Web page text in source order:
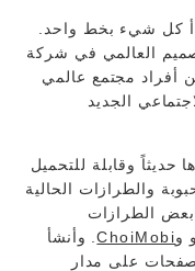
- يبدأ كل شيء بخط واحد.
العالمي في شركة
أفراد مجتمع عالمي
الجديد
حديثاً وقابلة للتحميل
والطرازات الحالية
بعض الطرازات
وChoiMobi. وأنشأ
على مدار